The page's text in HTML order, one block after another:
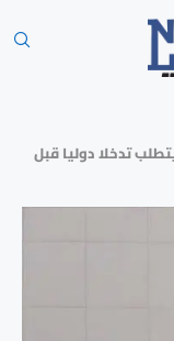
تدخلا دوليا قبل